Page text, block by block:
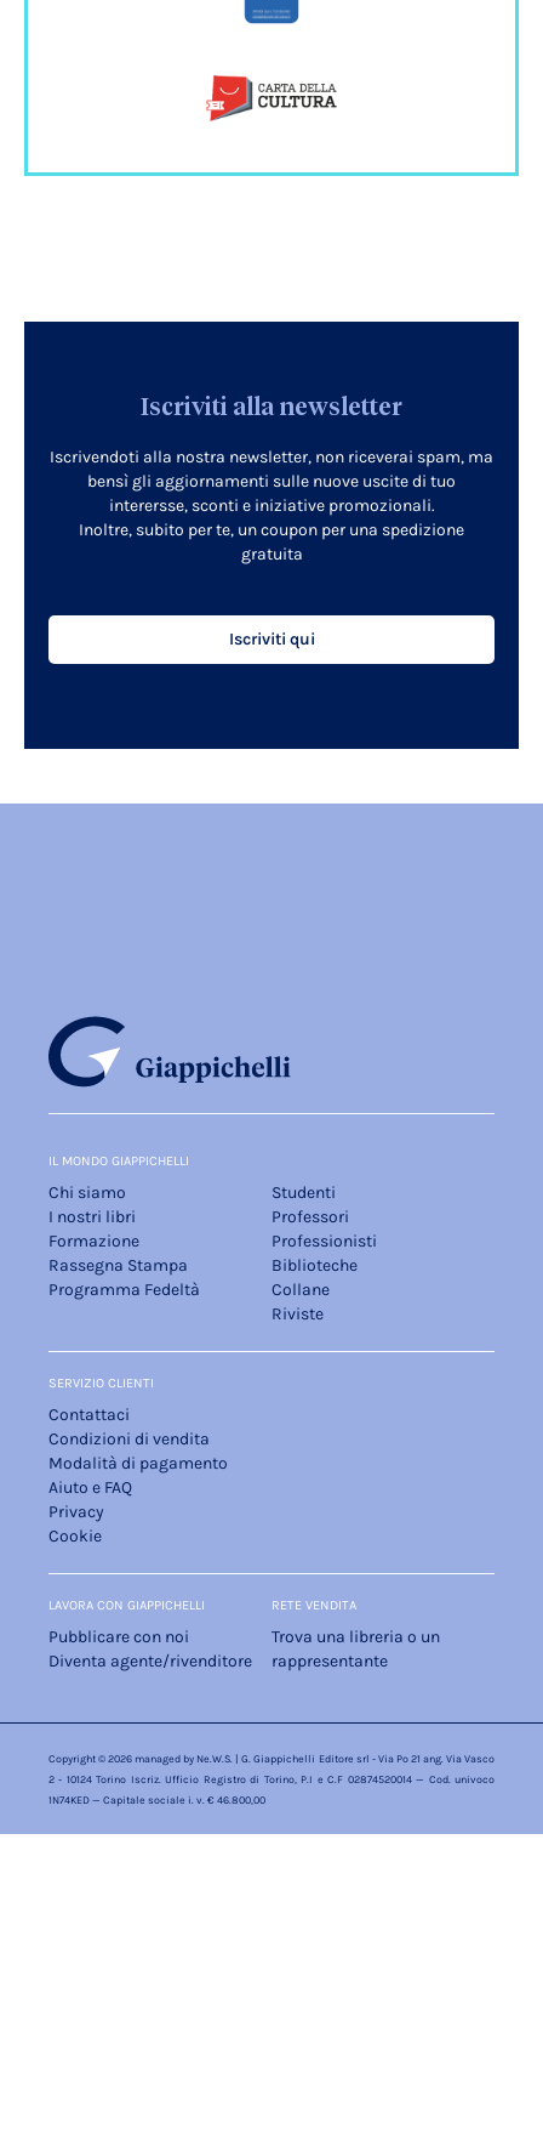
Iscriviti alla newsletter
Iscrivendoti alla nostra newsletter, non riceverai spam, ma
bensì gli aggiornamenti sulle nuove uscite di tuo
interersse, sconti e iniziative promozionali.
Inoltre, subito per te, un coupon per una spedizione
gratuita
Iscriviti qui
IL MONDO GIAPPICHELLI
Chi siamo
I nostri libri
Formazione
Rassegna Stampa
Programma Fedeltà
Studenti
Professori
Professionisti
Biblioteche
Collane
Riviste
SERVIZIO CLIENTI
Contattaci
Condizioni di vendita
Modalità di pagamento
Aiuto e FAQ
Privacy
Cookie
LAVORA CON GIAPPICHELLI
Pubblicare con noi
Diventa agente/rivenditore
RETE VENDITA
Trova una libreria o un
rappresentante
Copyright © 2026 managed by Ne.W.S. | G. Giappichelli Editore srl - Via Po 21 ang. Via Vasco
2 - 10124 Torino Iscriz. Ufficio Registro di Torino, P.I e C.F 02874520014 — Cod. univoco
1N74KED — Capitale sociale i. v. € 46.800,00